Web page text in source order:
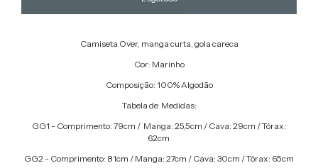
Camiseta Over, manga curta, gola careca
Cor: Marinho
Composição: 100% Algodão
Tabela de Medidas:
GG1 - Comprimento: 79cm / Manga: 25,5cm / Cava: 29cm / Tórax:
62cm
GG2 - Comprimento: 81cm / Manga: 27cm / Cava: 30cm / Tórax: 65cm